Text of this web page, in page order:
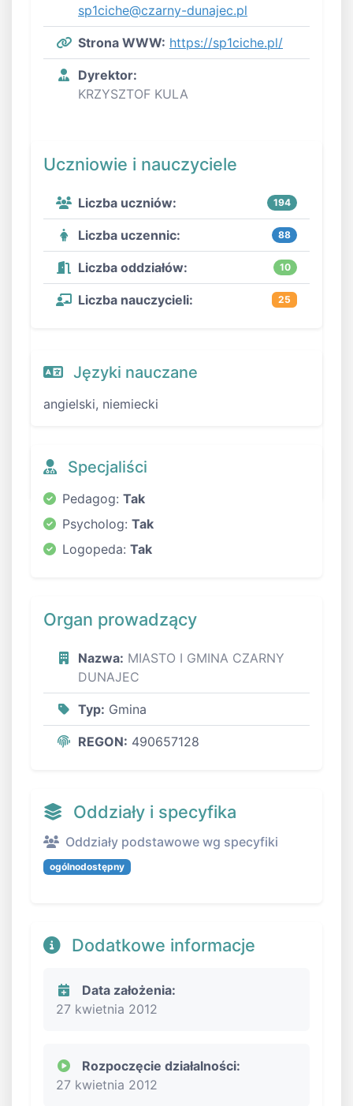
sp1ciche@czarny-dunajec.pl
Strona WWW: https://sp1ciche.pl/
Dyrektor:
KRZYSZTOF KULA
Uczniowie i nauczyciele
Liczba uczniów: 194
Liczba uczennic: 88
Liczba oddziałów: 10
Liczba nauczycieli: 25
Języki nauczane
angielski, niemiecki
Specjaliści
Pedagog: Tak
Psycholog: Tak
Logopeda: Tak
Organ prowadzący
Nazwa: MIASTO I GMINA CZARNY
DUNAJEC
Typ: Gmina
REGON: 490657128
Oddziały i specyfika
Oddziały podstawowe wg specyfiki
ogólnodostępny
Dodatkowe informacje
Data założenia:
27 kwietnia 2012
Rozpoczęcie działalności:
27 kwietnia 2012